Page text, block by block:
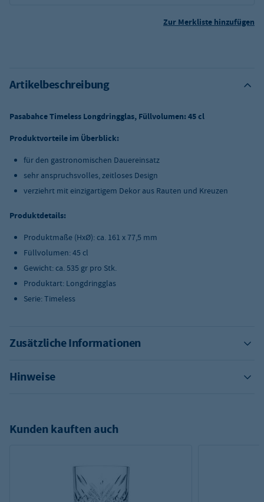
Zur Merkliste hinzufügen
Artikelbeschreibung
Pasabahce Timeless Longdringglas, Füllvolumen: 45 cl
Produktvorteile im Überblick:
für den gastronomischen Dauereinsatz
sehr anspruchsvolles, zeitloses Design
verziehrt mit einzigartigem Dekor aus Rauten und Kreuzen
Produktdetails:
Produktmaße (HxØ): ca. 161 x 77,5 mm
Füllvolumen: 45 cl
Gewicht: ca. 535 gr pro Stk.
Produktart: Longdringglas
Serie: Timeless
Zusätzliche Informationen
Hinweise
Kunden kauften auch